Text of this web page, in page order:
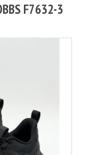
F7632-3